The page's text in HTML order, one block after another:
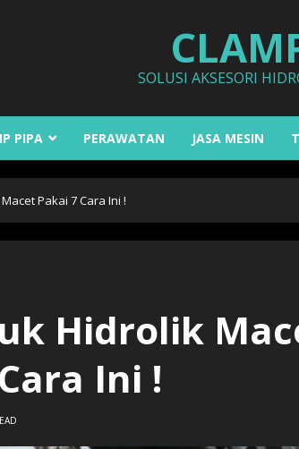
SOLUSI AKSESORI
PIPA PERAWATAN JASA MESIN
Pakai 7 Cara Ini !
Hidrolik
Ini !